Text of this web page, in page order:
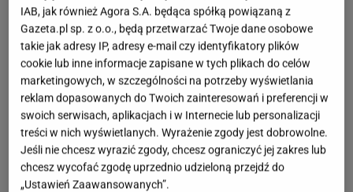
IAB, jak również Agora S.A. będąca spółką powiązaną z
Gazeta.pl sp. z o.o., będą przetwarzać Twoje dane osobowe
takie jak adresy IP, adresy e-mail czy identyfikatory plików
cookie lub inne informacje zapisane w tych plikach do celów
marketingowych, w szczególności na potrzeby wyświetlania
reklam dopasowanych do Twoich zainteresowań i preferencji w
swoich serwisach, aplikacjach i w Internecie lub personalizacji
treści w nich wyświetlanych. Wyrażenie zgody jest dobrowolne.
Jeśli nie chcesz wyrazić zgody, chcesz ograniczyć jej zakres lub
chcesz wycofać zgodę uprzednio udzieloną przejdź do
„Ustawień Zaawansowanych”.